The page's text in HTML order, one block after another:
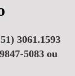
3061.1593
5083 ou